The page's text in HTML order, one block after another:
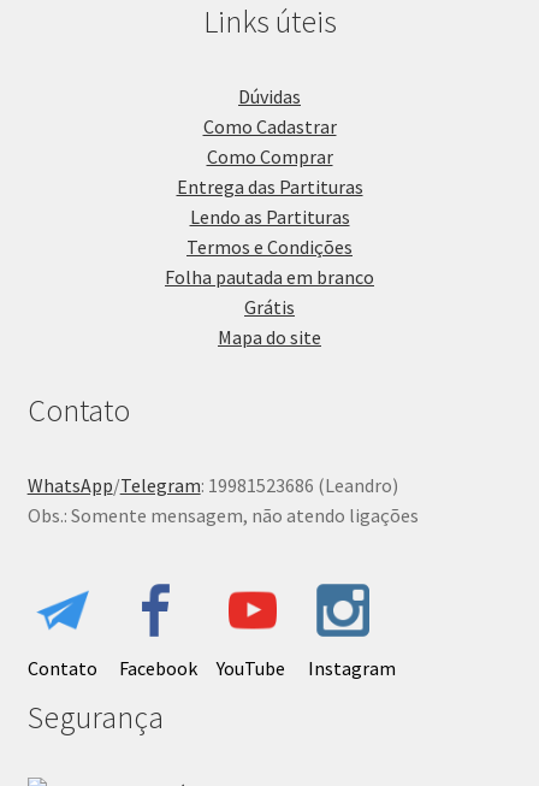
Links úteis
Dúvidas
Como Cadastrar
Como Comprar
Entrega das Partituras
Lendo as Partituras
Termos e Condições
Folha pautada em branco
Grátis
Mapa do site
Contato
WhatsApp/Telegram: 19981523686 (Leandro)
Obs.: Somente mensagem, não atendo ligações
Contato Facebook YouTube Instagram
Segurança